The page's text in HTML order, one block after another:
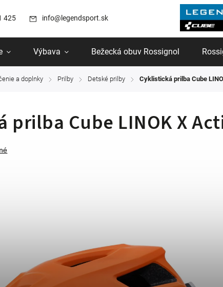
425 info@legendsport.sk
Výbava Bežecká obuv Rossignol
a doplnky / Prilby / Detské prilby / Cyklistická prilba Cube
prilba Cube LINOK X